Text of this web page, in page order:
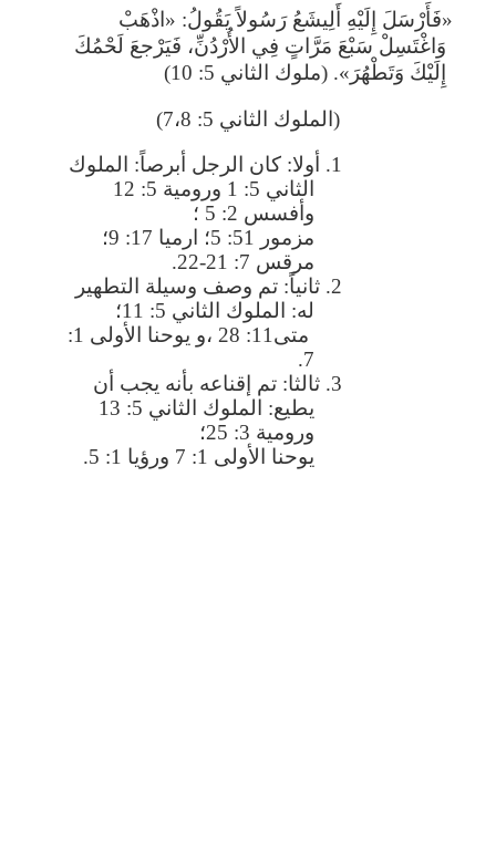
«فَأَرْسَلَ إِلَيْهِ أَلِيشَعُ رَسُولاً يَقُولُ: «اذْهَبْ
وَاغْتَسِلْ سَبْعَ مَرَّاتٍ فِي الأُرْدُنِّ، فَيَرْجعَ لَحْمُكَ
إِلَيْكَ وَتَطْهُرَ». (ملوك الثاني 5: 10)
(الملوك الثاني 5: 7،8)
1. أولا: كان الرجل أبرصاً: الملوك
الثاني 5: 1 ورومية 5: 12
وأفسس 2: 5 ؛
مزمور 51: 5؛ ارميا 17: 9؛
مرقس 7: 21-22.
2. ثانياً: تم وصف وسيلة التطهير
له: الملوك الثاني 5: 11؛
متى11: 28 ،و يوحنا الأولى 1:
7.
3. ثالثا: تم إقناعه بأنه يجب أن
يطيع: الملوك الثاني 5: 13
ورومية 3: 25؛
يوحنا الأولى 1: 7 ورؤيا 1: 5.